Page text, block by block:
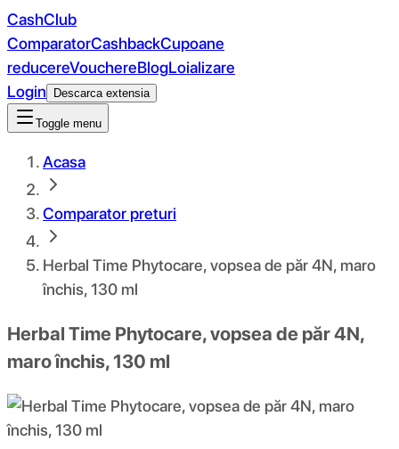
CashClub
ComparatorCashbackCupoane
reducereVouchereBlogLoializare
Login
Descarca extensia
Toggle menu
Acasa
Comparator preturi
Herbal Time Phytocare, vopsea de păr 4N, maro
închis, 130 ml
Herbal Time Phytocare, vopsea de păr 4N,
maro închis, 130 ml